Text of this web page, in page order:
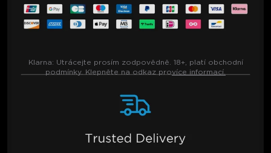
Klarna: Utrácejte prosím zodpovědně. 18+, platí obchodní
podmínky. Klepněte na odkaz províce informací.